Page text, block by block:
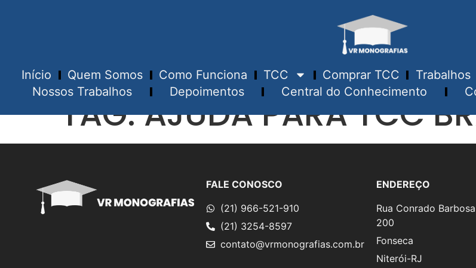
Início Quem Somos Como Funciona TCC Comprar TCC Trabalhos
Nossos Trabalhos
Depoimentos Central do Conhecimento
TAG:AJUDA PARA TCC
FALE CONOSCO
(21) 966-521-910
(21) 3254-8597
contato@vrmonografias.com.br
ENDEREÇO
Rua Conrado
200
Fonseca
Niterói-RJ